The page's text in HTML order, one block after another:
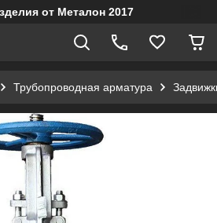
от Металон 2017
Трубопроводная арматура